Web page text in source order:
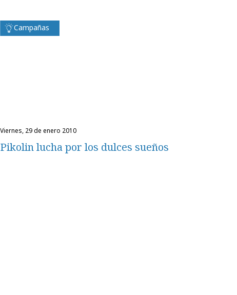
Campañas
viernes, 29 de enero 2010
Pikolin lucha por los dulces sueños